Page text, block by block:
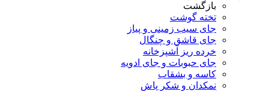
بازگشت
تخته گوشت
جای سیب زمینی و پیاز
جای قاشق و چنگال
خرده ریز آشپزخانه
جای حبوبات و جای ادویه
کاسه و بشقاب
نمکدان و شکر پاش